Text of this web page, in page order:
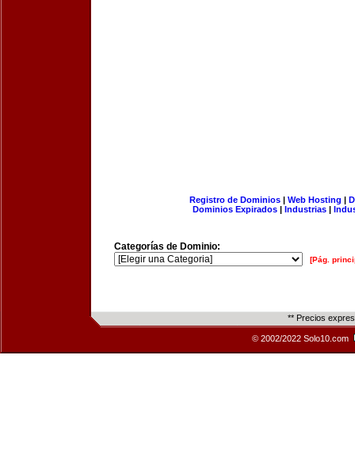
Registro de Dominios| Web Hosting |
Dominios Expirados | Industrias |
Categorías de Dominio:
[Pág.
** Precios
© 2002/2022 Solo10.com